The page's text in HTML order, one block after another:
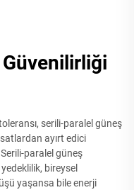
serili-paralel güneş
ayırt edici
paralel güneş
bireysel
yaşansa bile enerji